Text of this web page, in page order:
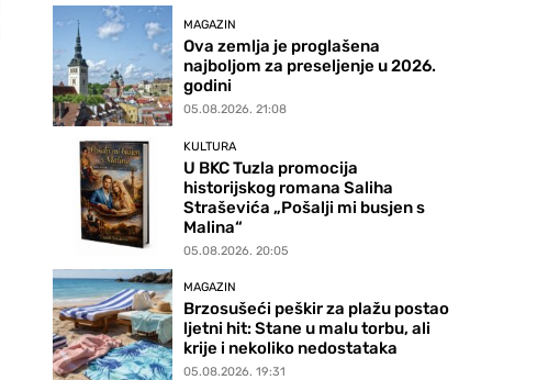
MAGAZIN
Ova zemlja je proglašena
najboljom za preseljenje u 2026.
godini
05.08.2026. 21:08
KULTURA
U BKC Tuzla promocija
historijskog romana Saliha
Straševića „Pošalji mi busjen s
Malina“
05.08.2026. 20:05
MAGAZIN
Brzosušeći peškir za plažu postao
ljetni hit: Stane u malu torbu, ali
krije i nekoliko nedostataka
05.08.2026. 19:31